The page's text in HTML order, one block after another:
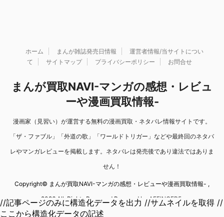
ホーム まんが雑誌発売日情報
運営者情報/当サイトについ
て
サイトマップ プライバシーポリシー お問合せ
まんが買取NAVI-マンガの感想・レビュ
ーや漫画買取情報-
漫画家（見習い）が運営する無料の漫画買取・ネタバレ情報サイトです。
「ザ・ファブル」「外道の歌」「ワールドトリガー」などや最終回のネタバ
レやマンガレビューを掲載します。ネタバレは発売後であり違法ではありま
せん！
Copyright© まんが買取NAVI-マンガの感想・レビューや漫画買取情報- ,
2026 All Rights Reserved Powered by AFFINGER5
//記事ページのみに構造化データを出力 //サムネイルを取得 //
ここから構造化データの記述